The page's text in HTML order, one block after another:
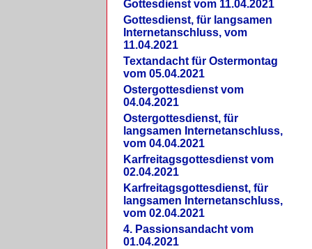
Gottesdienst vom 11.04.2021
Gottesdienst, für langsamen
Internetanschluss, vom
11.04.2021
Textandacht für Ostermontag
vom 05.04.2021
Ostergottesdienst vom
04.04.2021
Ostergottesdienst, für
langsamen Internetanschluss,
vom 04.04.2021
Karfreitagsgottesdienst vom
02.04.2021
Karfreitagsgottesdienst, für
langsamen Internetanschluss,
vom 02.04.2021
4. Passionsandacht vom
01.04.2021